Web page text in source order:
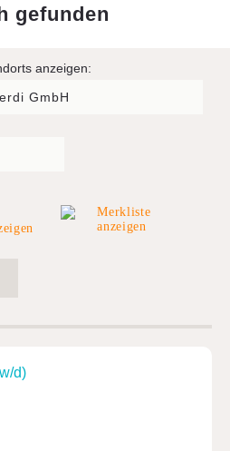
gefunden
anzeigen:
Merkliste
anzeigen
d)